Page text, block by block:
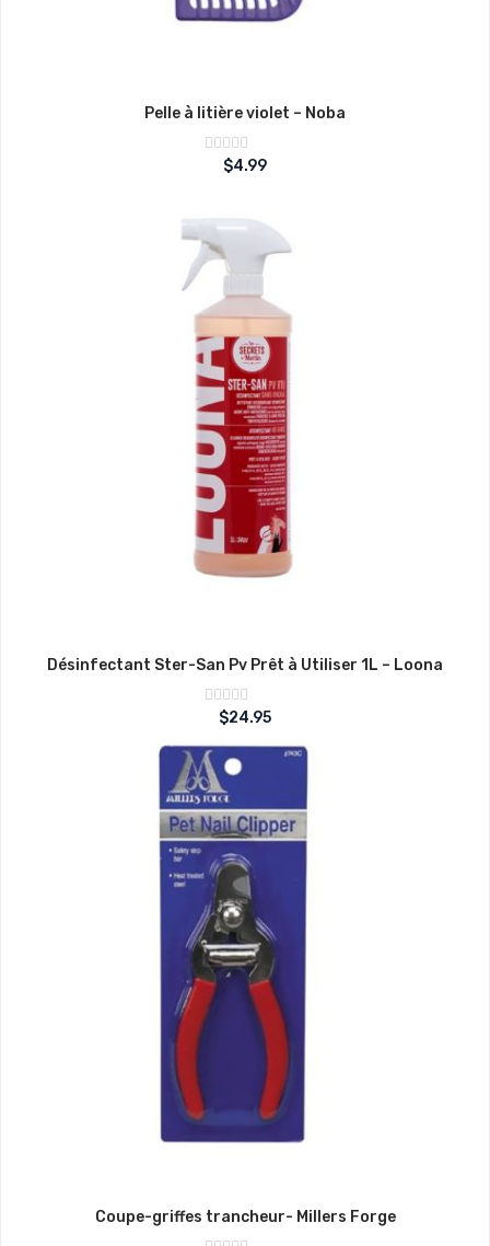
Pelle à litière violet – Noba
Note
sur
$4.99
Désinfectant Ster-San Pv Prêt à Utiliser 1L – Loona
Note
sur
5
$24.95
Coupe-griffes trancheur- Millers Forge